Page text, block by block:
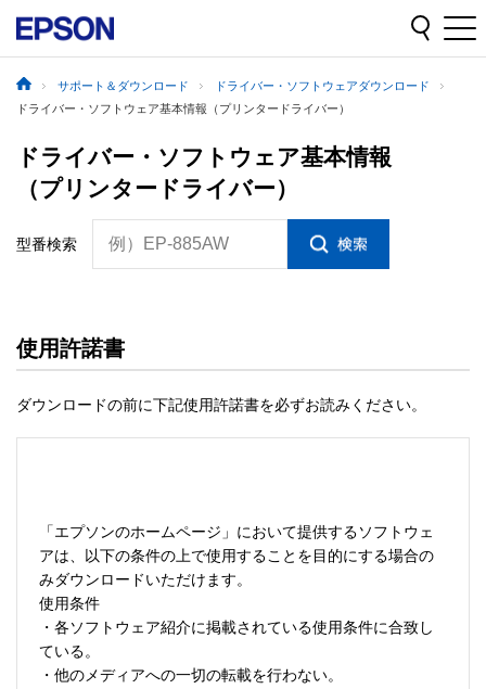
サポート＆ダウンロード
ドライバー・ソフトウェアダウンロード
ドライバー・ソフトウェア基本情報（プリンタードライバー）
ドライバー・ソフトウェア基本情報
（プリンタードライバー）
型番検索 例）EP-885AW
使用許諾書
ダウンロードの前に下記使用許諾書を必ずお読みください。
「エプソンのホームページ」において提供するソフトウェ
アは、以下の条件の上で使用することを目的にする場合の
みダウンロードいただけます。
使用条件
・各ソフトウェア紹介に掲載されている使用条件に合致し
ている。
・他のメディアへの一切の転載を行わない。